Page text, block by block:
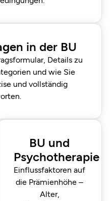
in der BU
Details zu
und wie Sie
und vollständig
BU und
Psychotherapie
Einflussfaktoren auf
die Prämienhöhe –
Alter,